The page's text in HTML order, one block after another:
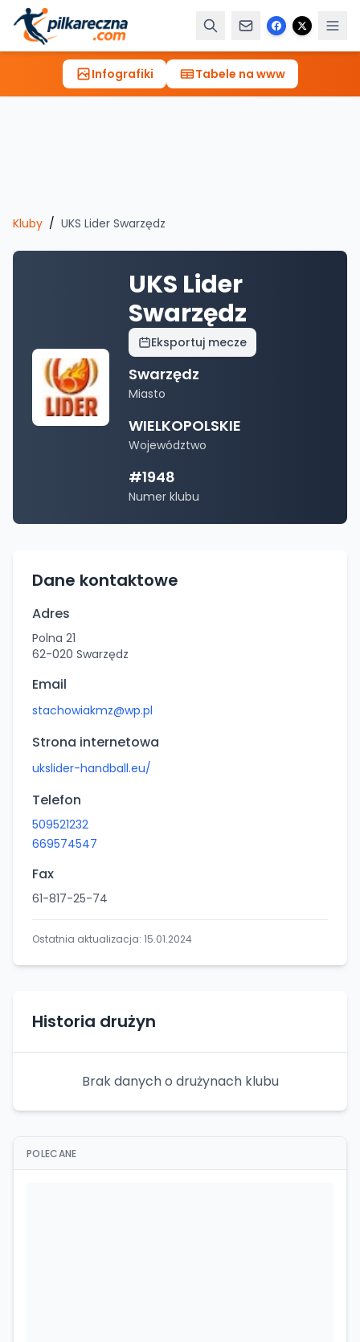
Infografiki Tabele na www
Kluby / UKS Lider Swarzędz
UKS Lider
Swarzędz
Eksportuj mecze
Swarzędz
Miasto
WIELKOPOLSKIE
Województwo
#1948
Numer klubu
Dane kontaktowe
Adres
Polna 21
62-020 Swarzędz
Email
stachowiakmz@wp.pl
Strona internetowa
ukslider-handball.eu/
Telefon
509521232
669574547
Fax
61-817-25-74
Ostatnia aktualizacja: 15.01.2024
Historia drużyn
Brak danych o drużynach klubu
POLECANE